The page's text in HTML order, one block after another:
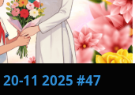
11 2025 #47